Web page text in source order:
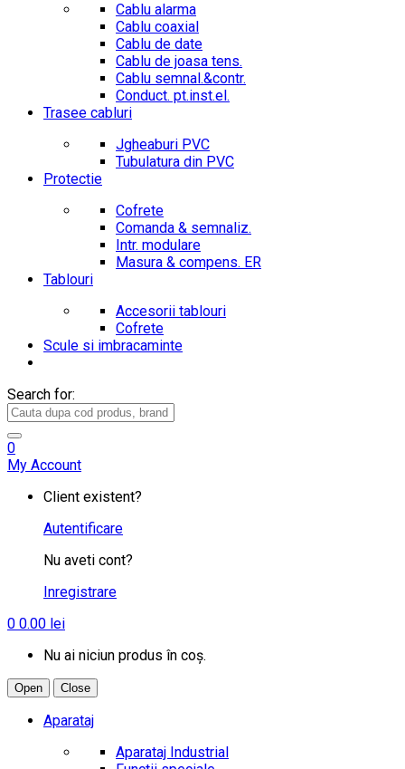
Cablu alarma
Cablu coaxial
Cablu de date
Cablu de joasa tens.
Cablu semnal.&contr.
Conduct. pt.inst.el.
Trasee cabluri
Jgheaburi PVC
Tubulatura din PVC
Protectie
Cofrete
Comanda & semnaliz.
Intr. modulare
Masura & compens. ER
Tablouri
Accesorii tablouri
Cofrete
Scule si imbracaminte
Search for:
0
My Account
Client existent?
Autentificare
Nu aveti cont?
Inregistrare
0 0.00 lei
Nu ai niciun produs în coș.
Open Close
Aparataj
Aparataj Industrial